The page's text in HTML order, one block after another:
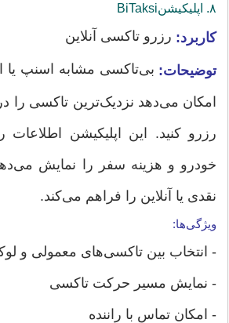
۸. اپلیکیشن‌BiTaksi
کاربرد: رزرو تاکسی آنلاین
توضیحات: بی‌تاکسی مشابه اسنپ یا
امکان می‌دهد نزدیک‌ترین تاکسی را
رزرو کنید. این اپلیکیشن اطلاعات
خودرو و هزینه سفر را نمایش
نقدی یا آنلاین را فراهم می‌کند.
ویژگی‌ها:
- انتخاب بین تاکسی‌های معمولی و
- نمایش مسیر حرکت تاکسی
- امکان تماس با راننده